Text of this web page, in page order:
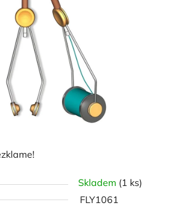
Skladem (1 ks)
FLY1061